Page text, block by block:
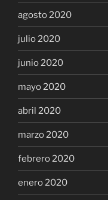
agosto 2020
julio 2020
junio 2020
mayo 2020
abril 2020
marzo 2020
febrero 2020
enero 2020